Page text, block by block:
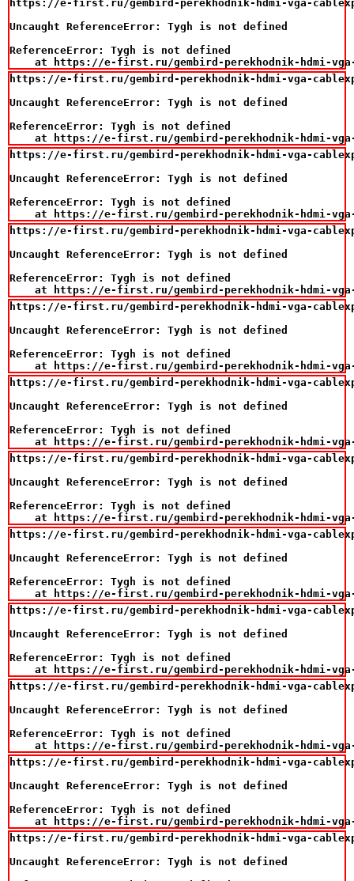
https://e-first.ru/gembird-perekhodnik-hdmi-vga-
Uncaught ReferenceError: Tygh is not defined
ReferenceError: Tygh is not defined
at https://e-first.ru/gembird-perekhodnik-hdmi-
https://e-first.ru/gembird-perekhodnik-hdmi-vga-
Uncaught ReferenceError: Tygh is not defined
ReferenceError: Tygh is not defined
at https://e-first.ru/gembird-perekhodnik-hdmi-
https://e-first.ru/gembird-perekhodnik-hdmi-vga-
Uncaught ReferenceError: Tygh is not defined
ReferenceError: Tygh is not defined
at https://e-first.ru/gembird-perekhodnik-hdmi-
https://e-first.ru/gembird-perekhodnik-hdmi-vga-
Uncaught ReferenceError: Tygh is not defined
ReferenceError: Tygh is not defined
at https://e-first.ru/gembird-perekhodnik-hdmi-
https://e-first.ru/gembird-perekhodnik-hdmi-vga-
Uncaught ReferenceError: Tygh is not defined
ReferenceError: Tygh is not defined
at https://e-first.ru/gembird-perekhodnik-hdmi-
https://e-first.ru/gembird-perekhodnik-hdmi-vga-
Uncaught ReferenceError: Tygh is not defined
ReferenceError: Tygh is not defined
at https://e-first.ru/gembird-perekhodnik-hdmi-
https://e-first.ru/gembird-perekhodnik-hdmi-vga-
Uncaught ReferenceError: Tygh is not defined
ReferenceError: Tygh is not defined
at https://e-first.ru/gembird-perekhodnik-hdmi-
https://e-first.ru/gembird-perekhodnik-hdmi-vga-
Uncaught ReferenceError: Tygh is not defined
ReferenceError: Tygh is not defined
at https://e-first.ru/gembird-perekhodnik-hdmi-
https://e-first.ru/gembird-perekhodnik-hdmi-vga-
Uncaught ReferenceError: Tygh is not defined
ReferenceError: Tygh is not defined
at https://e-first.ru/gembird-perekhodnik-hdmi-
https://e-first.ru/gembird-perekhodnik-hdmi-vga-
Uncaught ReferenceError: Tygh is not defined
ReferenceError: Tygh is not defined
at https://e-first.ru/gembird-perekhodnik-hdmi-
https://e-first.ru/gembird-perekhodnik-hdmi-vga-
Uncaught ReferenceError: Tygh is not defined
ReferenceError: Tygh is not defined
at https://e-first.ru/gembird-perekhodnik-hdmi-
https://e-first.ru/gembird-perekhodnik-hdmi-vga-
Uncaught ReferenceError: Tygh is not defined